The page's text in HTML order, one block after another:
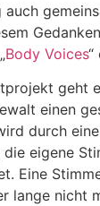
Body Voices“
geht
einen
durch
eigene
Eine
lange nicht